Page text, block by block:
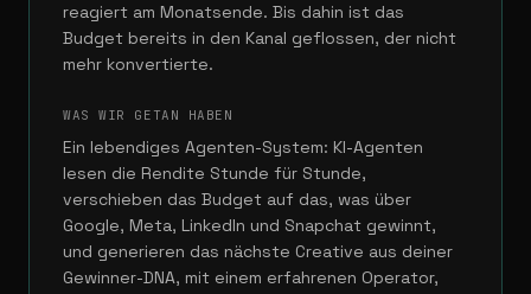
reagiert am Monatsende. Bis dahin ist das
Budget bereits in den Kanal geflossen, der nicht
mehr konvertierte.
WAS WIR GETAN HABEN
Ein lebendiges Agenten-System: KI-Agenten
lesen die Rendite Stunde für Stunde,
verschieben das Budget auf das, was über
Google, Meta, LinkedIn und Snapchat gewinnt,
und generieren das nächste Creative aus deiner
Gewinner-DNA, mit einem erfahrenen Operator,